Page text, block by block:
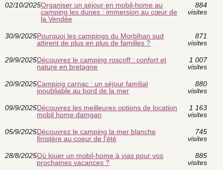
02/10/2025Organiser un séjour en mobil-home au
camping les dunes : immersion au cœur de
la Vendée
884
visites
30/9/2025Pourquoi les campings du Morbihan sud
attirent de plus en plus de familles ?
871
visites
29/9/2025Découvrez le camping roscoff : confort et
nature en bretagne
1 007
visites
20/9/2025Camping carnac : un séjour familial
inoubliable au bord de la mer
880
visites
09/9/2025Découvrez les meilleures options de location
mobil home damgan
1 163
visites
05/9/2025Découvrez le camping la mer blanche
finistère au coeur de l'été
745
visites
28/8/2025Où louer un mobil-home à vias pour vos
prochaines vacances ?
885
visites